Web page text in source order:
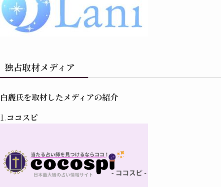
独占取材メディア
白麗氏を取材したメディアの紹介
1.ココスピ